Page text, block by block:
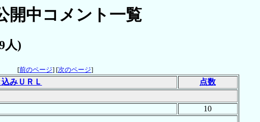
開中コメント一覧
人)
[前のページ] [次のページ]
みＵＲＬ
点数
10